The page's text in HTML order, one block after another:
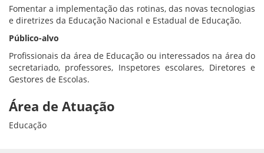
Fomentar a implementação das rotinas, das novas tecnologias
e diretrizes da Educação Nacional e Estadual de Educação.
Público-alvo
Profissionais da área de Educação ou interessados na área do
secretariado, professores, Inspetores escolares, Diretores e
Gestores de Escolas.
Área de Atuação
Educação